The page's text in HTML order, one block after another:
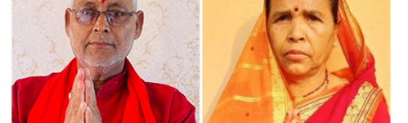
सुदूरपश्चिम
मधेश
विशेष
राजनीति